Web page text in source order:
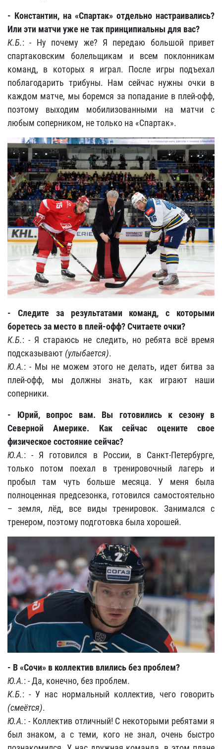
- Константин, на «Спартак» отдельно настраивались?
Или эти матчи уже не так принципиальны для вас?
К.Б.: - Ну почему же? Я передаю большой привет
спартаковским болельщикам и всем поклонникам
команд, в которых я играл. После игры подъехал
поблагодарить трибуны. Нам сейчас нужны очки в
каждом матче, мы боремся за попадание в плей-офф,
поэтому выходим мобилизованными на матчи с
любым соперником, не только на «Спартак».
- Следите за результатами команд, с которыми
боретесь за место в плей-офф? Считаете очки?
К.Б.: - Я стараюсь не следить, но ребята всё время
подсказывают (улыбается).
Ю.А.: - Мы не можем этого не делать, идет битва за
плей-офф, мы должны знать, как играют наши
соперники.
- Юрий, вопрос вам. Вы готовились к сезону в
Северной Америке. Как сейчас оцените свое
физическое состояние сейчас?
Ю.А.: - Я готовился в России, в Санкт-Петербурге,
только потом поехал в тренировочный лагерь и
пробыл там чуть больше месяца. У меня была
полноценная предсезонка, готовился самостоятельно
– земля, лёд, все виды тренировок. Занимался с
тренером, поэтому подготовка была хорошей.
- В «Сочи» в коллектив влились без проблем?
Ю.А.: - Да, конечно, без проблем.
К.Б.: - У нас нормальный коллектив, чего говорить
(смеётся).
Ю.А.: - Коллектив отличный! С некоторыми ребятами я
был знаком, а с теми, кого не знал, очень быстро